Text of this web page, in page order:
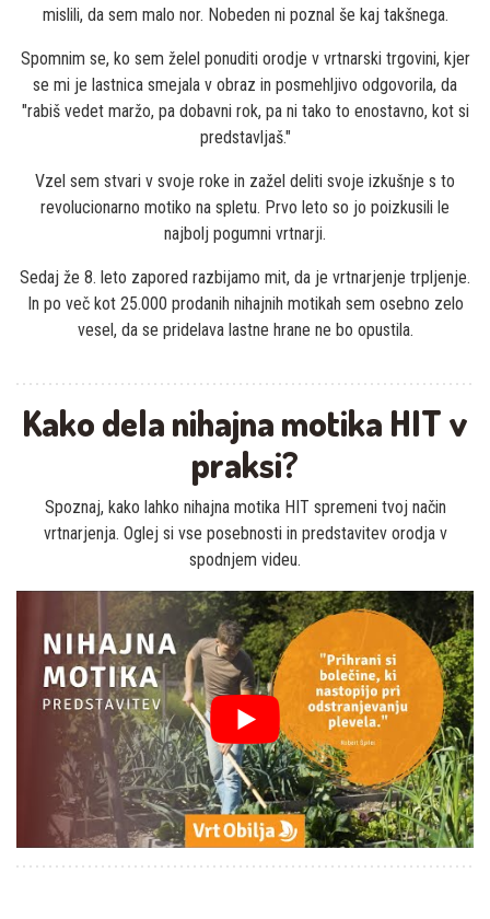
mislili, da sem malo nor. Nobeden ni poznal še kaj takšnega.
Spomnim se, ko sem želel ponuditi orodje v vrtnarski trgovini, kjer
se mi je lastnica smejala v obraz in posmehljivo odgovorila, da
"rabiš vedet maržo, pa dobavni rok, pa ni tako to enostavno, kot si
predstavljaš."
Vzel sem stvari v svoje roke in zažel deliti svoje izkušnje s to
revolucionarno motiko na spletu. Prvo leto so jo poizkusili le
najbolj pogumni vrtnarji.
Sedaj že 8. leto zapored razbijamo mit, da je vrtnarjenje trpljenje.
In po več kot 25.000 prodanih nihajnih motikah sem osebno zelo
vesel, da se pridelava lastne hrane ne bo opustila.
Kako dela nihajna motika HIT v
praksi?
Spoznaj, kako lahko nihajna motika HIT spremeni tvoj način
vrtnarjenja. Oglej si vse posebnosti in predstavitev orodja v
spodnjem videu.